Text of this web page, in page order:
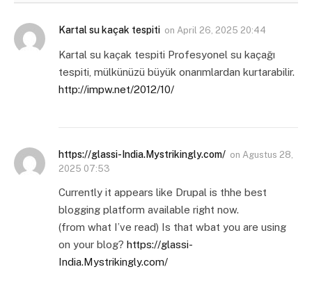
Kartal su kaçak tespiti on April 26, 2025 20:44
Kartal su kaçak tespiti Profesyonel su kaçağı
tespiti, mülkünüzü büyük onarımlardan kurtarabilir.
http://impw.net/2012/10/
https://glassi-India.Mystrikingly.com/ on Agustus 28,
2025 07:53
Currently it appears like Drupal is thhe best
blogging platform available right now.
(from what I’ve read) Is that wbat you are using
on your blog? https://glassi-
India.Mystrikingly.com/